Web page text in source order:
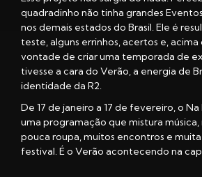
quadradinho não tinha grandes
nos demais estados do Brasil. Ele é
teste, alguns errinhos, acertos e, acima
vontade de criar uma temporada de
tivesse a cara do Verão, a energia de
identidade da R2.
De 17 de janeiro a 17 de fevereiro, o
uma programação que mistura
pouca roupa, muitos encontros e
festival. É o Verão acontecendo na